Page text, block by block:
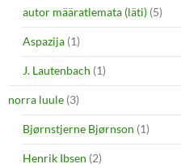
autor määratlemata (läti) (5)
Aspazija (1)
J. Lautenbach (1)
norra luule (3)
Bjørnstjerne Bjørnson (1)
Henrik Ibsen (2)